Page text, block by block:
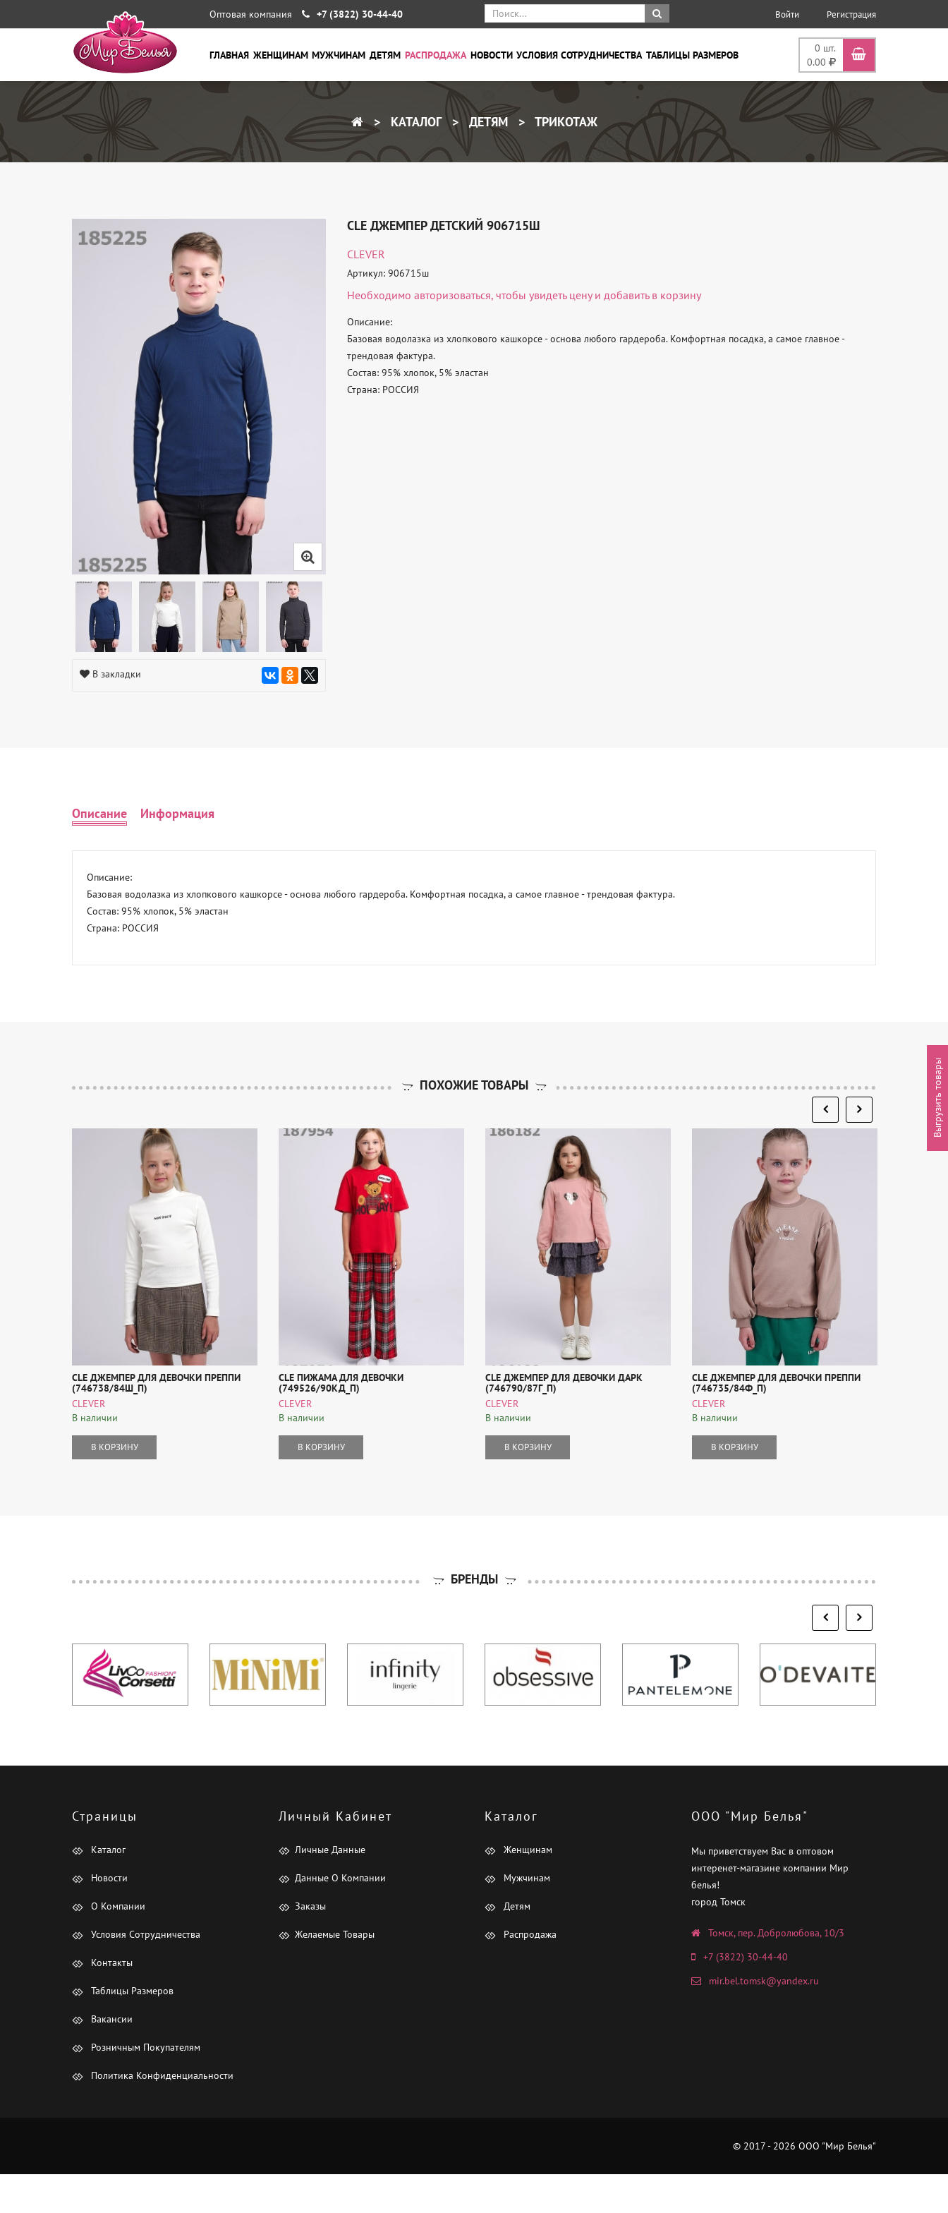
Оптовая компания +7 (3822) 30-44-40 Войти Регистрация
0 шт.
0.00
ГЛАВНАЯ ЖЕНЩИНАМ МУЖЧИНАМ ДЕТЯМ РАСПРОДАЖА НОВОСТИ УСЛОВИЯ СОТРУДНИЧЕСТВА ТАБЛИЦЫ РАЗМЕРОВ
КАТАЛОГ ДЕТЯМ ТРИКОТАЖ
В закладки
CLE ДЖЕМПЕР ДЕТСКИЙ 906715Ш
CLEVER
Артикул: 906715ш
Необходимо авторизоваться, чтобы увидеть цену и добавить в корзину
Описание:
Базовая водолазка из хлопкового кашкорсе - основа любого гардероба. Комфортная посадка, а самое главное -
трендовая фактура.
Состав: 95% хлопок, 5% эластан
Страна: РОССИЯ
Описание Информация
Описание:
Базовая водолазка из хлопкового кашкорсе - основа любого гардероба. Комфортная посадка, а самое главное - трендовая фактура.
Состав: 95% хлопок, 5% эластан
Страна: РОССИЯ
ПОХОЖИЕ ТОВАРЫ
CLE ДЖЕМПЕР ДЛЯ ДЕВОЧКИ ПРЕППИ
(746738/84Ш_П)
CLEVER
В наличии
В КОРЗИНУ
CLE ПИЖАМА ДЛЯ ДЕВОЧКИ
(749526/90КД_П)
CLEVER
В наличии
В КОРЗИНУ
CLE ДЖЕМПЕР ДЛЯ ДЕВОЧКИ ДАРК
(746790/87Г_П)
CLEVER
В наличии
В КОРЗИНУ
CLE ДЖЕМПЕР ДЛЯ ДЕВОЧКИ ПРЕППИ
(746735/84Ф_П)
CLEVER
В наличии
В КОРЗИНУ
БРЕНДЫ
Страницы
Каталог
Новости
О Компании
Условия Сотрудничества
Контакты
Таблицы Размеров
Вакансии
Розничным Покупателям
Политика Конфиденциальности
Личный Кабинет
Личные Данные
Данные О Компании
Заказы
Желаемые Товары
Каталог
Женщинам
Мужчинам
Детям
Распродажа
ООО "Мир Белья"
Мы приветствуем Вас в оптовом
интеренет-магазине компании Мир
белья!
город Томск
Томск, пер. Добролюбова, 10/3
+7 (3822) 30-44-40
mir.bel.tomsk@yandex.ru
© 2017 - 2026 ООО "Мир Белья"
Выгрузить товары